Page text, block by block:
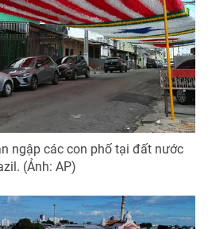
ngập các con phố tại đất nước
(Ảnh: AP)